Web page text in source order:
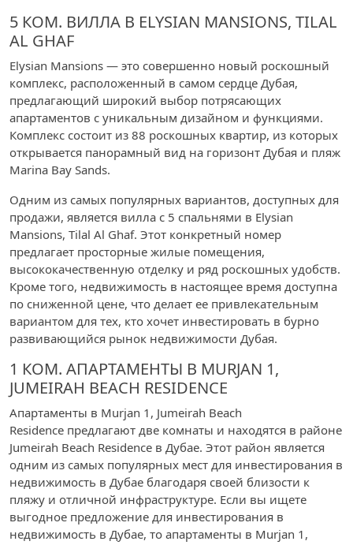
5 КОМ. ВИЛЛА В ELYSIAN MANSIONS, TILAL
AL GHAF
Elysian Mansions — это совершенно новый роскошный
комплекс, расположенный в самом сердце Дубая,
предлагающий широкий выбор потрясающих
апартаментов с уникальным дизайном и функциями.
Комплекс состоит из 88 роскошных квартир, из которых
открывается панорамный вид на горизонт Дубая и пляж
Marina Bay Sands.
Одним из самых популярных вариантов, доступных для
продажи, является вилла с 5 спальнями в Elysian
Mansions, Tilal Al Ghaf. Этот конкретный номер
предлагает просторные жилые помещения,
высококачественную отделку и ряд роскошных удобств.
Кроме того, недвижимость в настоящее время доступна
по сниженной цене, что делает ее привлекательным
вариантом для тех, кто хочет инвестировать в бурно
развивающийся рынок недвижимости Дубая.
1 КОМ. АПАРТАМЕНТЫ В MURJAN 1,
JUMEIRAH BEACH RESIDENCE
Апартаменты в Murjan 1, Jumeirah Beach
Residence предлагают две комнаты и находятся в районе
Jumeirah Beach Residence в Дубае. Этот район является
одним из самых популярных мест для инвестирования в
недвижимость в Дубае благодаря своей близости к
пляжу и отличной инфраструктуре. Если вы ищете
выгодное предложение для инвестирования в
недвижимость в Дубае, то апартаменты в Murjan 1,